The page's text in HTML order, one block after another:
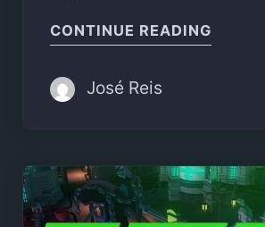
CONTINUE READING
José Reis